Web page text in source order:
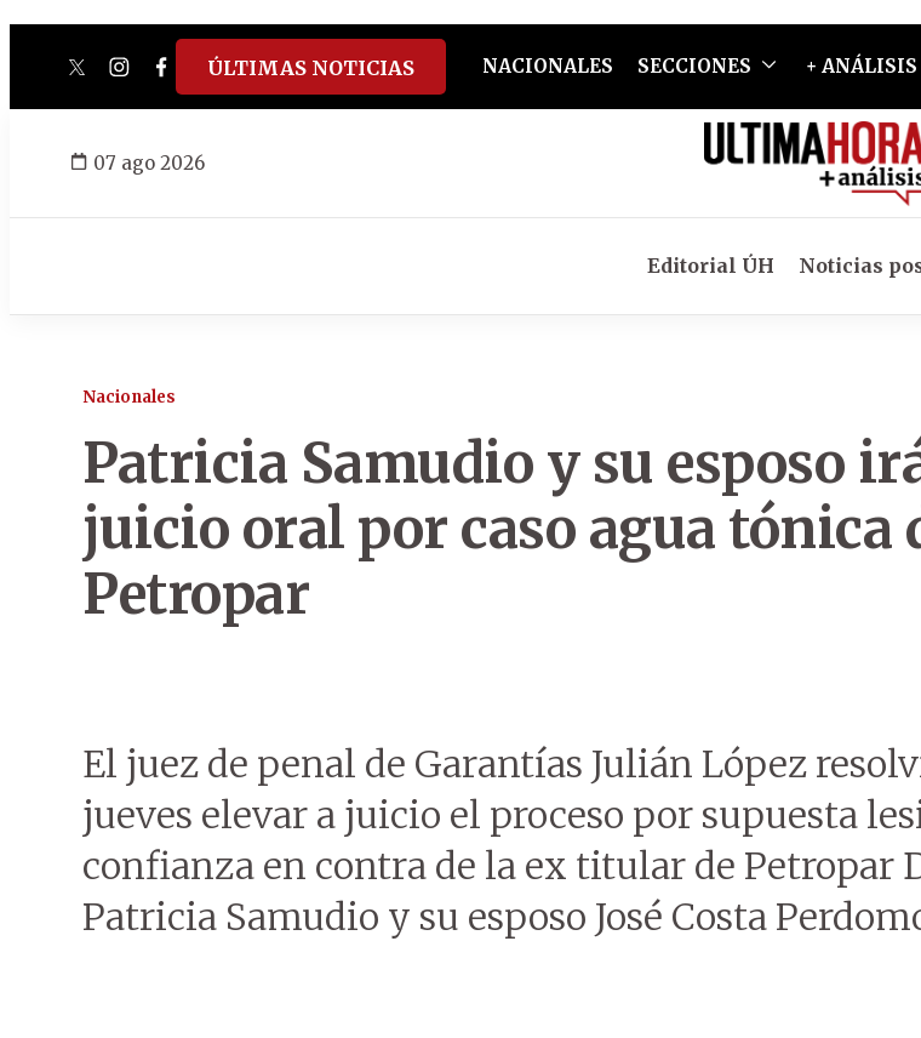
twitterinstagram
facebook
tiktokyoutube
spotify
ÚLTIMAS NOTICIAS NACIONALES SECCIONES + ANÁLISIS
07 ago 2026
Editorial ÚH Noticias
Nacionales
Patricia Samudio y su esposo
juicio oral por caso agua tónica
Petropar
El juez de penal de Garantías Julián López
jueves elevar a juicio el proceso por supuesta
confianza en contra de la ex titular de Petropar
Patricia Samudio y su esposo José Costa